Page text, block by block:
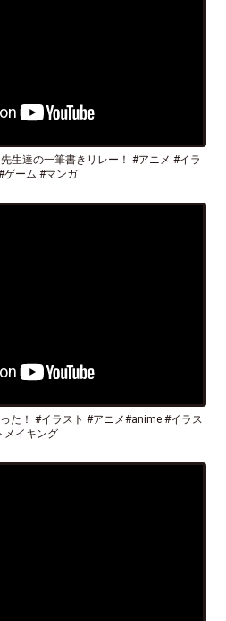
生達の一筆書きリレー！ #アニメ #イラ
ゲーム #マンガ
た！ #イラスト #アニメ#anime #イラス
メイキング